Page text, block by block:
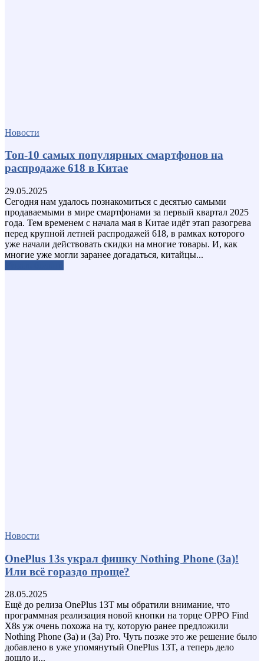
Новости
Топ-10 самых популярных смартфонов на
распродаже 618 в Китае
29.05.2025
Сегодня нам удалось познакомиться с десятью самыми
продаваемыми в мире смартфонами за первый квартал 2025
года. Тем временем с начала мая в Китае идёт этап разогрева
перед крупной летней распродажей 618, в рамках которого
уже начали действовать скидки на многие товары. И, как
многие уже могли заранее догадаться, китайцы...
Новости
OnePlus 13s украл фишку Nothing Phone (3a)!
Или всё гораздо проще?
28.05.2025
Ещё до релиза OnePlus 13T мы обратили внимание, что
программная реализация новой кнопки на торце OPPO Find
X8s уж очень похожа на ту, которую ранее предложили
Nothing Phone (3a) и (3a) Pro. Чуть позже это же решение было
добавлено в уже упомянутый OnePlus 13T, а теперь дело
дошло и...